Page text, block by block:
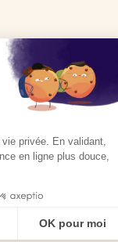
à
S’inscrire